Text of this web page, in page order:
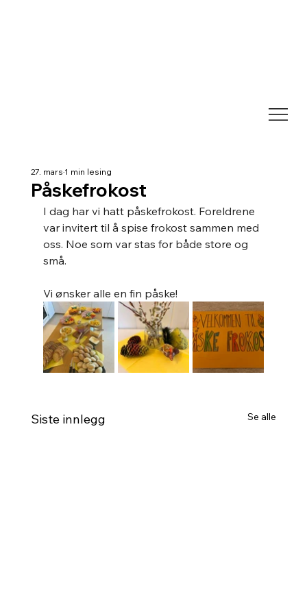
Påskefrokost
27. mars1 min lesing
I dag har vi hatt påskefrokost. Foreldrene
var invitert til å spise frokost sammen med
oss. Noe som var stas for både store og
små.
Vi ønsker alle en fin påske!
Siste innlegg Se alle